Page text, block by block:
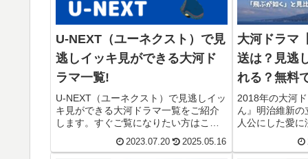
U-NEXT（ユーネクスト）で見
逃しイッキ見ができる大河ド
ラマ一覧!
U-NEXT（ユーネクスト）で見逃しイッ
キ見ができる大河ドラマ一覧をご紹介
します。すぐご覧になりたい方はこち
らへ。大河ドラマは、今まで60作品以
上の名作で私たちを感動の渦に巻き込
2023.07.20 2025.05.16
大河ドラマ
送は？見逃
れる？無料
は？
2018年の大河
ん』明治維新
人公にした愛
は鈴木亮平さ
しできるU-